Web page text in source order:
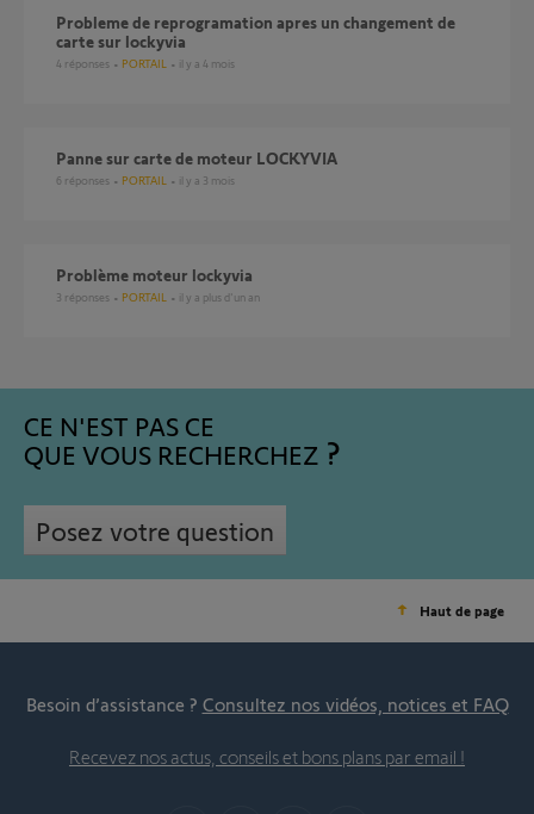
probleme de reprogramation apres un changement de
carte sur lockyvia
4 réponses PORTAIL il y a 4 mois
Panne sur carte de moteur LOCKYVIA
6 réponses PORTAIL il y a 3 mois
Problème moteur lockyvia
3 réponses PORTAIL il y a plus d'un an
CE N'EST PAS CE
QUE VOUS RECHERCHEZ
Posez votre question
Haut de page
Besoin d’assistance ? Consultez nos vidéos, notices et FAQ
Recevez nos actus, conseils et bons plans par email !